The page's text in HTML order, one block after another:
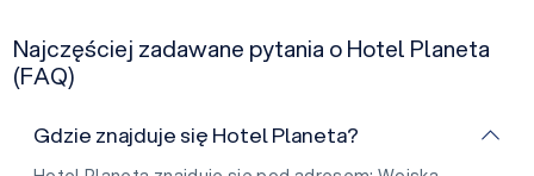
Najczęściej zadawane pytania o Hotel Planeta
(FAQ)
Gdzie znajduje się Hotel Planeta?